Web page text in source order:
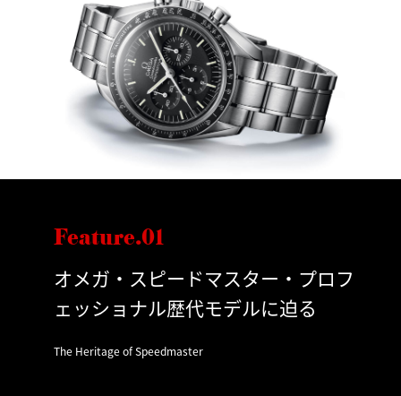
Feature.01
オメガ・スピードマスター・プロフ
ェッショナル歴代モデルに迫る
The Heritage of Speedmaster